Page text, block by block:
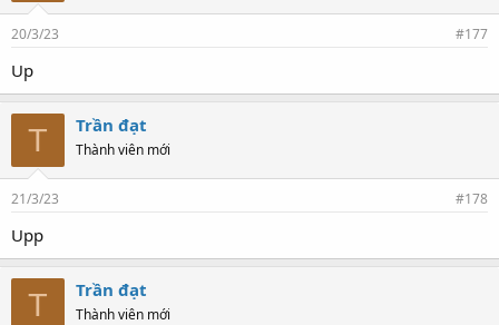
20/3/23 #177
Up
T Trần đạt
Thành viên mới
21/3/23 #178
Upp
T Trần đạt
Thành viên mới